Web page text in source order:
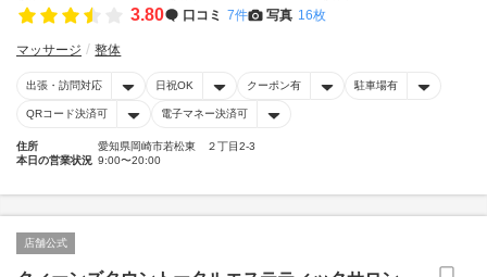
3.80 口コミ 7件 写真 16枚
マッサージ 整体
出張・訪問対応 日祝OK クーポン有 駐車場有
QRコード決済可 電子マネー決済可
住所
愛知県岡崎市若松東 ２丁目2-3
本日の営業状況 9:00〜20:00
店舗公式